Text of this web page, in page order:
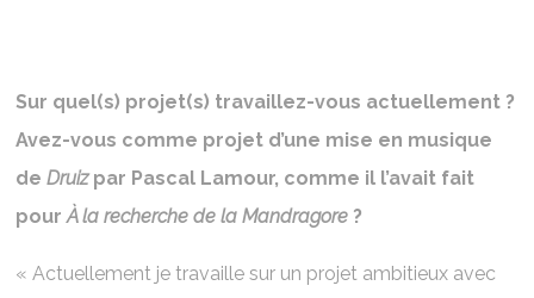
Sur quel(s) projet(s) travaillez-vous actuellement ?
Avez-vous comme projet d’une mise en musique
deDruizpar Pascal Lamour, comme il l’avait fait
pourÀ la recherche de la Mandragore ?
« Actuellement je travaille sur un projet ambitieux avec